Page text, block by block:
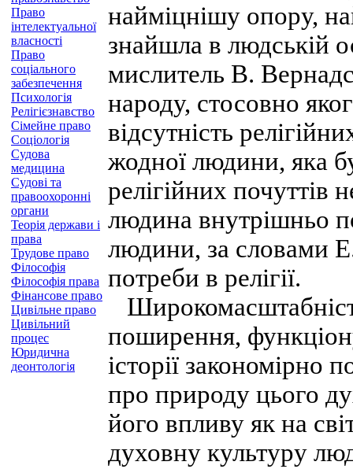
Право
інтелектуальної
власності
Право
соціального
забезпечення
Психологія
Релігієзнавство
Сімейне право
Соціологія
Судова
медицина
Судові та
правоохоронні
органи
Теорія держави і
права
Трудове право
Філософія
Філософія права
Фінансове право
Цивільне право
Цивільний
процес
Юридична
деонтологія
найміцнішу опору,
знайшла в людській
мислитель В.
народу, стосовно
відсутність
жодної людини, яка
релігійних почуттів
людина внутрішньо
людини, за словами
потреби в релігії.
поширення,
історії
про природу цього
його впливу як на
духовну культуру